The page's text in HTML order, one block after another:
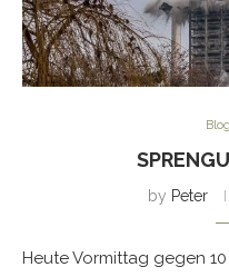
Blog
by Peter
Heute Vormittag gegen